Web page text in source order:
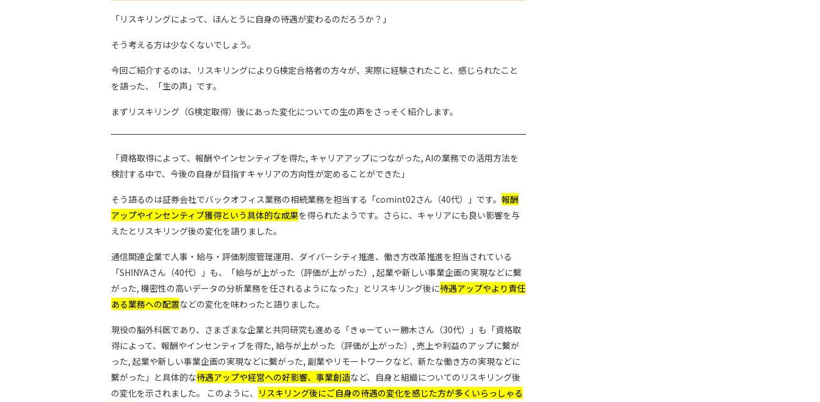
「リスキリングによって、ほんとうに自身の待遇が変わるのだろうか？」
そう考える方は少なくないでしょう。
今回ご紹介するのは、リスキリングによりG検定合格者の方々が、実際に経験されたこと、感じられたこと
を語った、「生の声」です。
まずリスキリング（G検定取得）後にあった変化についての生の声をさっそく紹介します。
「資格取得によって、報酬やインセンティブを得た, キャリアアップにつながった, AIの業務での活用方法を
検討する中で、今後の自身が目指すキャリアの方向性が定めることができた」
そう語るのは証券会社でバックオフィス業務の相続業務を担当する「comint02さん（40代）」です。 報酬
アップやインセンティブ獲得という具体的な成果を得られたようです。さらに、キャリアにも良い影響を与
えたとリスキリング後の変化を語りました。
通信関連企業で人事・給与・評価制度管理運用、ダイバーシティ推進、働き方改革推進を担当されている
「SHINYAさん（40代）」も、「給与が上がった（評価が上がった）, 起業や新しい事業企画の実現などに繫
がった, 機密性の高いデータの分析業務を任されるようになった」とリスキリング後に待遇アップやより責任
ある業務への配置などの変化を味わったと語りました。
現役の脳外科医であり、さまざまな企業と共同研究も進める「きゅーてぃー勝木さん（30代）」も「資格取
得によって、報酬やインセンティブを得た, 給与が上がった（評価が上がった）, 売上や利益のアップに繫が
った, 起業や新しい事業企画の実現などに繫がった, 副業やリモートワークなど、新たな働き方の実現などに
繫がった」と具体的な待遇アップや経営への好影響、事業創造など、自身と組織についてのリスキリング後
の変化を示されました。 このように、 リスキリング後にご自身の待遇の変化を感じた方が多くいらっしゃる